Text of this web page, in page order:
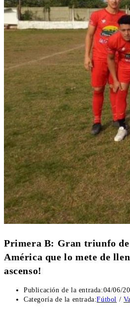
Primera B: Gran triunfo
América que lo mete de
ascenso!
Publicación de la entrada:04/06/
Categoría de la entrada:Fútbol /